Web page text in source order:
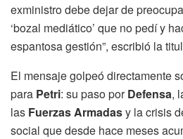
exministro debe dejar de
‘bozal mediático’ que no pedí y
espantosa gestión”, escribió la
El mensaje golpeó directamente
para Petri: su paso porDefensa,
las Fuerzas Armadasy la crisis
social que desde hace meses